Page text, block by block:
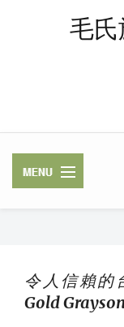
毛
HOTELS / RAILWAY
令人信賴的
Gold